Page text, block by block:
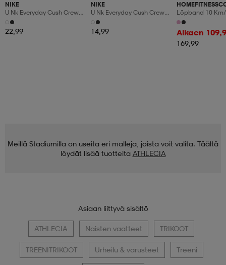
NIKE
U Nk Everyday Cush Crew
6pr-Bd
22,99
NIKE
U Nk Everyday Cush Crew
3pr
14,99
Löpband 10
Manuaalinen
Led-Display
Alkaen
169,99
Meillä Stadiumilla on useita eri malleja, joista voit valita. Täältä
löydät lisää tuotteita ATHLECIA
Asiaan liittyvä sisältö
ATHLECIA Naisten vaatteet TRIKOOT
TREENITRIKOOT Urheilu & varusteet Treeni